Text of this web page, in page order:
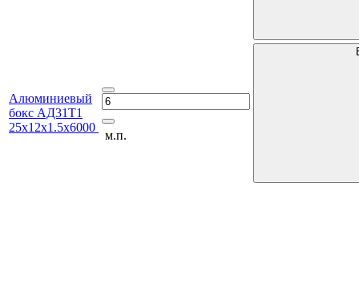
Алюминиевый
бокс АД31Т1
25х12х1.5х6000
м.п.